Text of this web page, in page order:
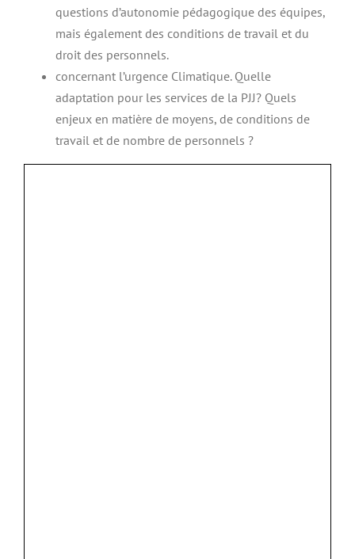
questions d’autonomie pédagogique des équipes,
mais également des conditions de travail et du
droit des personnels.
concernant l’urgence Climatique. Quelle
adaptation pour les services de la PJJ? Quels
enjeux en matière de moyens, de conditions de
travail et de nombre de personnels ?